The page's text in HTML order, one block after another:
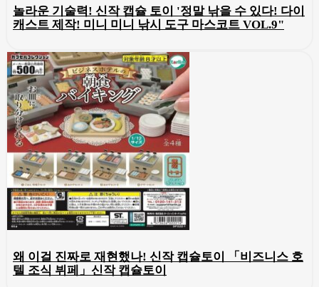
놀라운 기술력! 신작 캡슐 토이 '정말 낚을 수 있다! 다이
캐스트 제작! 미니 미니 낚시 도구 마스코트 VOL.9"
왜 이걸 진짜로 재현했나! 신작 캡슐토이 「비즈니스 호
텔 조식 뷔페」신작 캡슐토이